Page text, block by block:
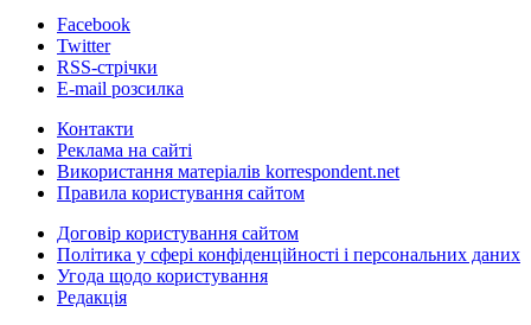
Facebook
Twitter
RSS-стрічки
E-mail розсилка
Контакти
Реклама на сайті
Використання матеріалів korrespondent.net
Правила користування сайтом
Договір користування сайтом
Політика у сфері конфіденційності і персональних даних
Угода щодо користування
Редакція